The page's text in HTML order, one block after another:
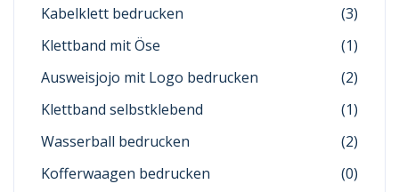
Kabelklett bedrucken
(3)
Klettband mit Öse
(1)
Ausweisjojo mit Logo bedrucken
(2)
Klettband selbstklebend
(1)
Wasserball bedrucken
(2)
Kofferwaagen bedrucken
(0)